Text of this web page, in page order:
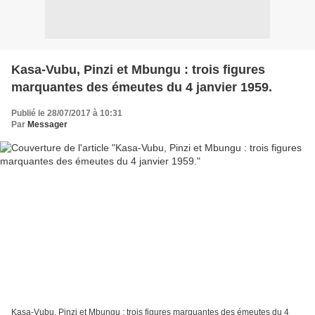
Kasa-Vubu, Pinzi et Mbungu : trois figures
marquantes des émeutes du 4 janvier 1959.
Publié le 28/07/2017 à 10:31
Par Messager
Kasa-Vubu, Pinzi et Mbungu : trois figures marquantes des émeutes du 4